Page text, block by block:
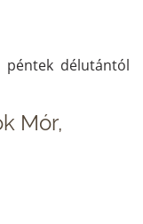
péntek délutántól
Mór,